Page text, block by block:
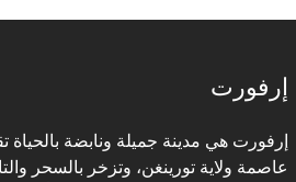
إرفورت
إرفورت هي مدينة جميلة ونابضة بالحياة
عاصمة ولاية تورينغن، وتزخر بالسحر